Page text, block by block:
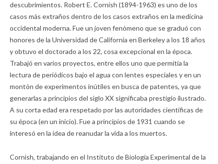
descubrimientos. Robert E. Cornish (1894-1963) es uno de los
casos más extraños dentro de los casos extraños en la medicina
occidental moderna. Fue un joven fenómeno que se graduó con
honores de la Universidad de California en Berkeley a los 18 años
y obtuvo el doctorado a los 22, cosa excepcional en la época.
Trabajó en varios proyectos, entre ellos uno que permitía la
lectura de periódicos bajo el agua con lentes especiales y en un
montón de experimentos inútiles en busca de patentes, ya que
generarlas a principios del siglo XX significaba prestigio ilustrado.
A su corta edad era respetado por las autoridades científicas de
su época (en un inicio). Fue a principios de 1931 cuando se
interesó en la idea de reanudar la vida a los muertos.
Cornish, trabajando en el Instituto de Biología Experimental de la